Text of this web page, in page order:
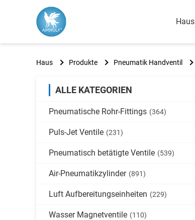
Haus
Haus Produkte Pneumatik Handventil
ALLE KATEGORIEN
Pneumatische Rohr-Fittings (364)
Puls-Jet Ventile (231)
Pneumatisch betätigte Ventile (539)
Air-Pneumatikzylinder (891)
Luft Aufbereitungseinheiten (229)
Wasser Magnetventile (110)